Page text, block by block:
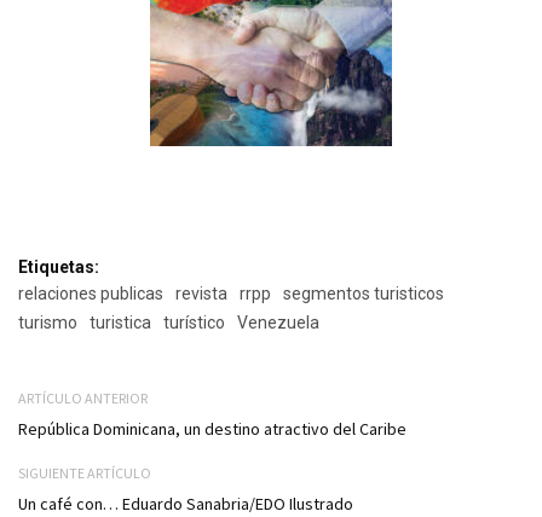
Etiquetas:
relaciones publicas
revista rrpp
segmentos turisticos
turismo
turistica turístico Venezuela
ARTÍCULO ANTERIOR
República Dominicana, un destino atractivo del Caribe
SIGUIENTE ARTÍCULO
Un café con… Eduardo Sanabria/EDO Ilustrado